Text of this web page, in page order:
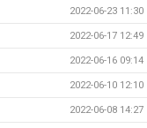
2022-06-23 11:30
2022-06-17 12:49
2022-06-16 09:14
2022-06-10 12:10
2022-06-08 14:27